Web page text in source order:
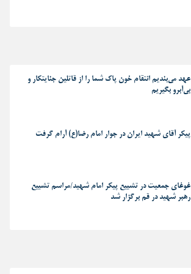
عهد می‌بندیم انتقام خون پاک شما را از قاتلین جنایتکار و
بی‌آبرو بگیریم
پیکر آقای شهید ایران در جوار امام رضا(ع) آرام گرفت
غوغای جمعیت در تشییع پیکر امام شهید/مراسم تشییع
رهبر شهید در قم برگزار شد